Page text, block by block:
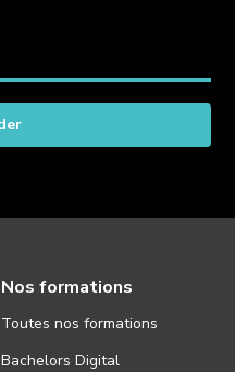
Nos formations
Toutes nos formations
Bachelors Digital